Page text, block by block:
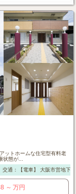
ットホームな住宅型有料老
状態が...
交通：【電車】 大阪市営地下
～万円